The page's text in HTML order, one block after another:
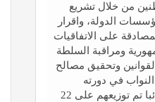
من خلال تشريع
الدولة، واقرار
على الاتفاقيات
ومراقبة السلطة
وتحقيق مصالح
النواب في دورته
الانتخابية الرابعة من 329 نائبا تم توزيعهم على 22